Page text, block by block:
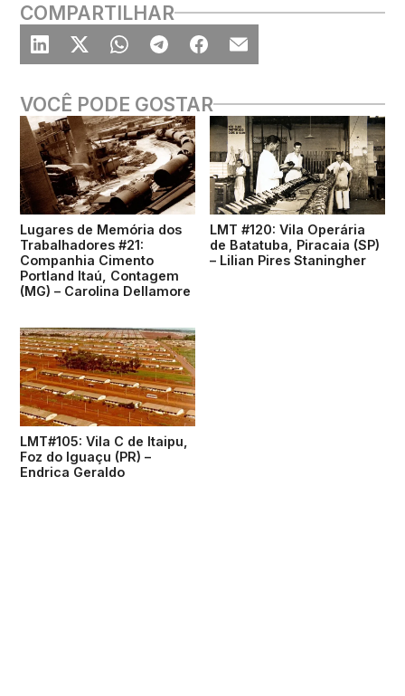
COMPARTILHAR
VOCÊ PODE GOSTAR
Lugares de Memória dos
Trabalhadores #21:
Companhia Cimento
Portland Itaú, Contagem
(MG) – Carolina Dellamore
LMT #120: Vila Operária
de Batatuba, Piracaia (SP)
– Lilian Pires Staningher
LMT#105: Vila C de Itaipu,
Foz do Iguaçu (PR) –
Endrica Geraldo